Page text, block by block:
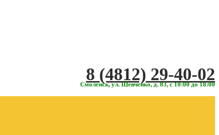
‎‎8 (4812) 29-40-02
Смоленск, ул. Шевченко, д. 83, с 10:00 до 18:00